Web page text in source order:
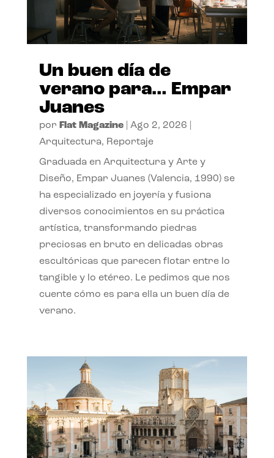
Un buen día de
verano para… Empar
Juanes
por Flat Magazine| Ago 2, 2026
Arquitectura, Reportaje
Graduada en Arquitectura y Arte y
Diseño, Empar Juanes (Valencia, 1990) se
ha especializado en joyería y fusiona
diversos conocimientos en su práctica
artística, transformando piedras
preciosas en bruto en delicadas obras
escultóricas que parecen flotar entre lo
tangible y lo etéreo. Le pedimos que nos
cuente cómo es para ella un buen día de
verano.